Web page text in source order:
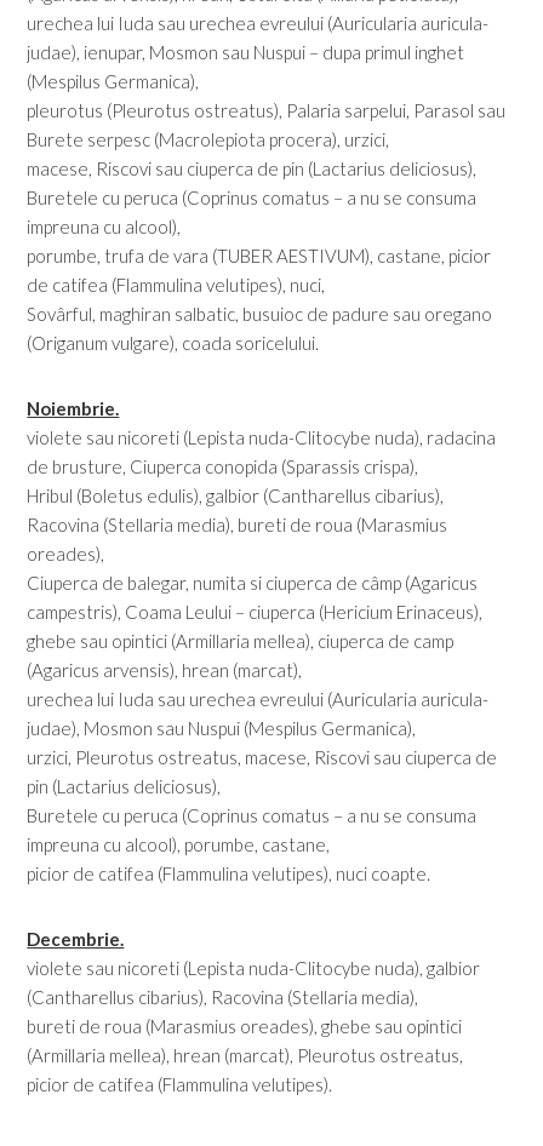
urechea lui Iuda sau urechea evreului (Auricularia auricula-
judae), ienupar, Mosmon sau Nuspui – dupa primul inghet
(Mespilus Germanica),
pleurotus (Pleurotus ostreatus), Palaria sarpelui, Parasol sau
Burete serpesc (Macrolepiota procera), urzici,
macese, Riscovi sau ciuperca de pin (Lactarius deliciosus),
Buretele cu peruca (Coprinus comatus – a nu se consuma
impreuna cu alcool),
porumbe, trufa de vara (TUBER AESTIVUM), castane, picior
de catifea (Flammulina velutipes), nuci,
Sovârful, maghiran salbatic, busuioc de padure sau oregano
(Origanum vulgare), coada soricelului.
Noiembrie.
violete sau nicoreti (Lepista nuda-Clitocybe nuda), radacina
de brusture, Ciuperca conopida (Sparassis crispa),
Hribul (Boletus edulis), galbior (Cantharellus cibarius),
Racovina (Stellaria media), bureti de roua (Marasmius
oreades),
Ciuperca de balegar, numita si ciuperca de câmp (Agaricus
campestris), Coama Leului – ciuperca (Hericium Erinaceus),
ghebe sau opintici (Armillaria mellea), ciuperca de camp
(Agaricus arvensis), hrean (marcat),
urechea lui Iuda sau urechea evreului (Auricularia auricula-
judae), Mosmon sau Nuspui (Mespilus Germanica),
urzici, Pleurotus ostreatus, macese, Riscovi sau ciuperca de
pin (Lactarius deliciosus),
Buretele cu peruca (Coprinus comatus – a nu se consuma
impreuna cu alcool), porumbe, castane,
picior de catifea (Flammulina velutipes), nuci coapte.
Decembrie.
violete sau nicoreti (Lepista nuda-Clitocybe nuda), galbior
(Cantharellus cibarius), Racovina (Stellaria media),
bureti de roua (Marasmius oreades), ghebe sau opintici
(Armillaria mellea), hrean (marcat), Pleurotus ostreatus,
picior de catifea (Flammulina velutipes).